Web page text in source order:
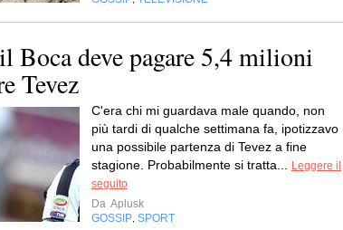
Boca deve pagare 5,4 milioni
Tevez
C'era chi mi guardava male quando, non
più tardi di qualche settimana fa, ipotizzavo
una possibile partenza di Tevez a fine
stagione. Probabilmente si tratta...
Leggere il
seguito
Da Aplusk
GOSSIP SPORT